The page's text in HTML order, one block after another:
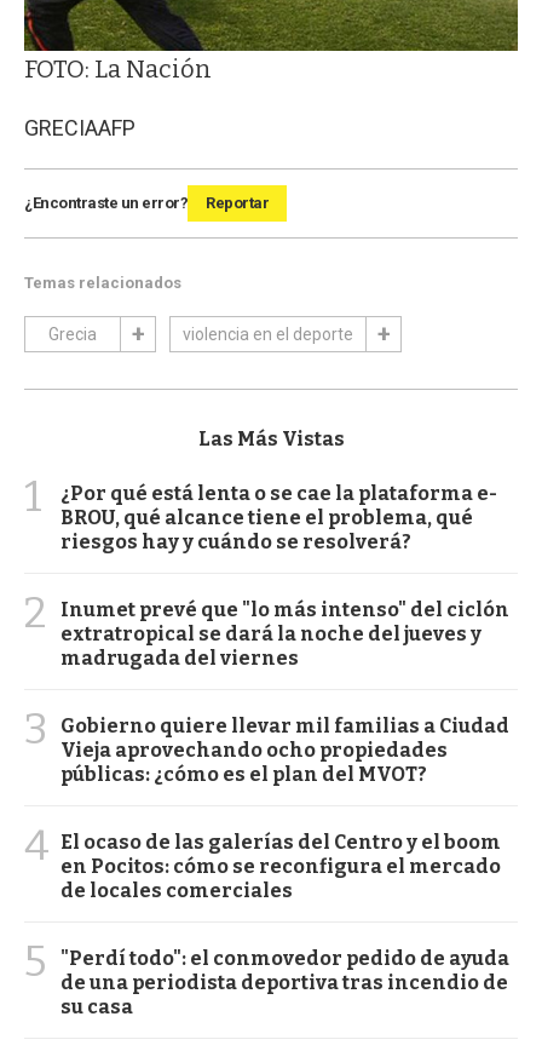
FOTO: La Nación
GRECIAAFP
¿Encontraste un error? Reportar
Temas relacionados
Grecia violencia en el deporte
Las Más Vistas
1
¿Por qué está lenta o se cae la plataforma e-
BROU, qué alcance tiene el problema, qué
riesgos hay y cuándo se resolverá?
2
Inumet prevé que "lo más intenso" del ciclón
extratropical se dará la noche del jueves y
madrugada del viernes
3
Gobierno quiere llevar mil familias a Ciudad
Vieja aprovechando ocho propiedades
públicas: ¿cómo es el plan del MVOT?
4 El ocaso de las galerías del Centro y el boom
en Pocitos: cómo se reconfigura el mercado
de locales comerciales
5
"Perdí todo": el conmovedor pedido de ayuda
de una periodista deportiva tras incendio de
su casa